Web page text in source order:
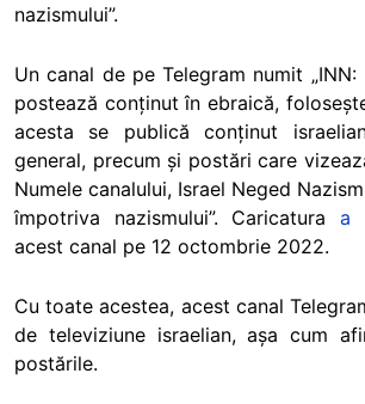
nazismului”.
Un canal de pe Telegram numit „INN:
postează conținut în ebraică,
acesta se publică conținut
general, precum și postări care
Numele canalului, Israel Neged
împotriva nazismului”. Caricatura a
acest canal pe 12 octombrie 2022.
Cu toate acestea, acest canal
de televiziune israelian, așa cum
postările.